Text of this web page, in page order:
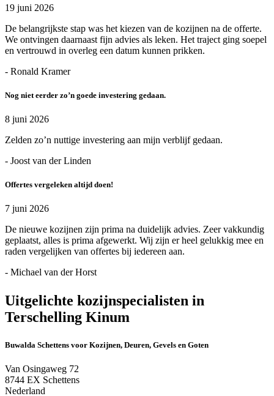
19 juni 2026
De belangrijkste stap was het kiezen van de kozijnen na de offerte.
We ontvingen daarnaast fijn advies als leken. Het traject ging soepel
en vertrouwd in overleg een datum kunnen prikken.
- Ronald Kramer
Nog niet eerder zo’n goede investering gedaan.
8 juni 2026
Zelden zo’n nuttige investering aan mijn verblijf gedaan.
- Joost van der Linden
Offertes vergeleken altijd doen!
7 juni 2026
De nieuwe kozijnen zijn prima na duidelijk advies. Zeer vakkundig
geplaatst, alles is prima afgewerkt. Wij zijn er heel gelukkig mee en
raden vergelijken van offertes bij iedereen aan.
- Michael van der Horst
Uitgelichte kozijnspecialisten in
Terschelling Kinum
Buwalda Schettens voor Kozijnen, Deuren, Gevels en Goten
Van Osingaweg 72
8744 EX Schettens
Nederland